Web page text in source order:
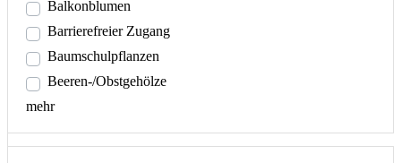
Balkonblumen
Barrierefreier Zugang
Baumschulpflanzen
Beeren-/Obstgehölze
mehr